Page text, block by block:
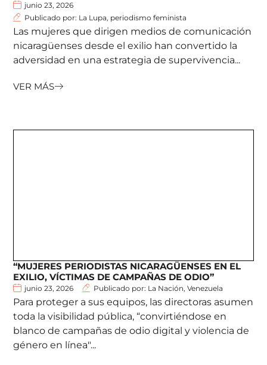
junio 23, 2026
Publicado por: La Lupa, periodismo feminista
Las mujeres que dirigen medios de comunicación
nicaragüenses desde el exilio han convertido la
adversidad en una estrategia de supervivencia...
VER MÁS
“MUJERES PERIODISTAS NICARAGÜENSES EN EL
EXILIO, VÍCTIMAS DE CAMPAÑAS DE ODIO”
junio 23, 2026 Publicado por: La Nación, Venezuela
Para proteger a sus equipos, las directoras asumen
toda la visibilidad pública, “convirtiéndose en
blanco de campañas de odio digital y violencia de
género en línea"...